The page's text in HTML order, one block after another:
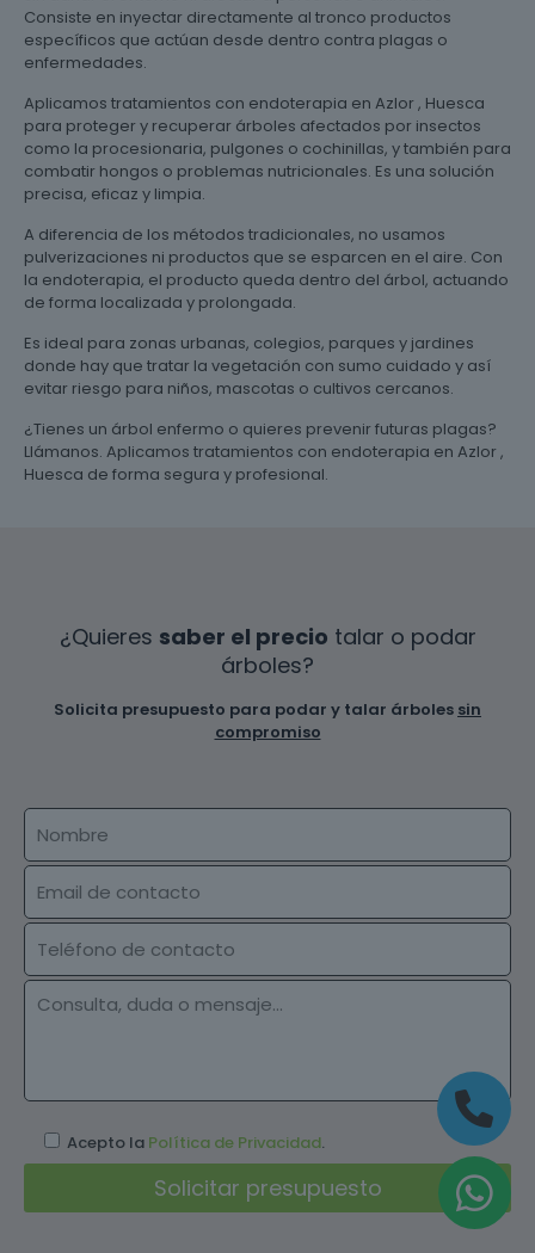
Consiste en inyectar directamente al tronco productos
específicos que actúan desde dentro contra plagas o
enfermedades.
Aplicamos tratamientos con endoterapia en Azlor , Huesca
para proteger y recuperar árboles afectados por insectos
como la procesionaria, pulgones o cochinillas, y también para
combatir hongos o problemas nutricionales. Es una solución
precisa, eficaz y limpia.
A diferencia de los métodos tradicionales, no usamos
pulverizaciones ni productos que se esparcen en el aire. Con
la endoterapia, el producto queda dentro del árbol, actuando
de forma localizada y prolongada.
Es ideal para zonas urbanas, colegios, parques y jardines
donde hay que tratar la vegetación con sumo cuidado y así
evitar riesgo para niños, mascotas o cultivos cercanos.
¿Tienes un árbol enfermo o quieres prevenir futuras plagas?
Llámanos. Aplicamos tratamientos con endoterapia en Azlor ,
Huesca de forma segura y profesional.
¿Quieres saber el precio talar o podar
árboles?
Solicita presupuesto para podar y talar árboles sin
compromiso
Acepto la Política de Privacidad.